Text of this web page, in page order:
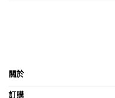
關於
訂購